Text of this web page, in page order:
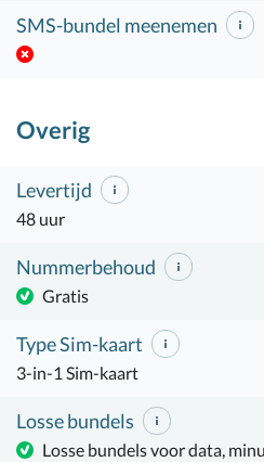
SMS-bundel meenemen
Overig
Levertijd
48 uur
Nummerbehoud
Gratis
Type Sim-kaart
3-in-1 Sim-kaart
Losse bundels
Losse bundels voor data,